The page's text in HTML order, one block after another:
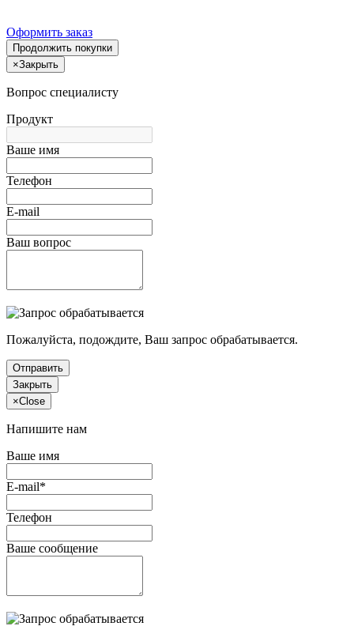
Оформить заказ
Продолжить покупки
×Закрыть
Вопрос специалисту
Продукт
Ваше имя
Телефон
E-mail
Ваш вопрос
Пожалуйста, подождите, Ваш запрос обрабатывается.
Отправить
Закрыть
×Close
Напишите нам
Ваше имя
E-mail*
Телефон
Ваше сообщение